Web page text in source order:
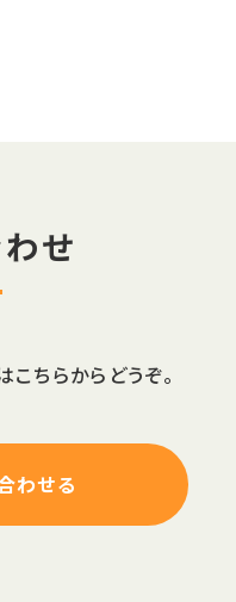
せ
ちらからどうぞ。
わせる